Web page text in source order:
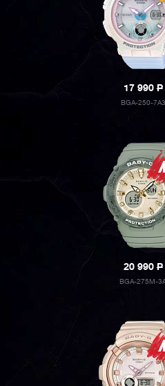
17 990P
BGA-250-7A3
20 990P
BGA-275M-